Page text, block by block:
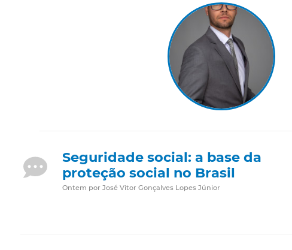
Seguridade social: a base da
proteção social no Brasil
Ontem por José Vitor Gonçalves Lopes Júnior